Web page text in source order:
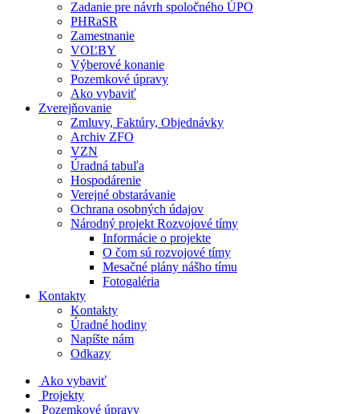
Zadanie pre návrh spoločného ÚPO
PHRaSR
Zamestnanie
VOĽBY
Výberové konanie
Pozemkové úpravy
Ako vybaviť
Zverejňovanie
Zmluvy, Faktúry, Objednávky
Archiv ZFO
VZN
Úradná tabuľa
Hospodárenie
Verejné obstarávanie
Ochrana osobných údajov
Národný projekt Rozvojové tímy
Informácie o projekte
O čom sú rozvojové tímy
Mesačné plány nášho tímu
Fotogaléria
Kontakty
Kontakty
Úradné hodiny
Napíšte nám
Odkazy
Ako vybaviť
Projekty
Pozemkové úpravy